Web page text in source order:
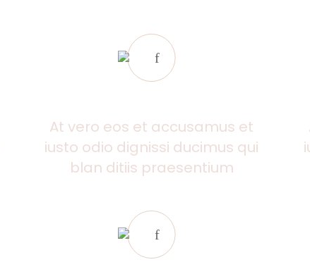
At vero eos et accusamus et
iusto odio dignissi ducimus qui
blan ditiis praesentium